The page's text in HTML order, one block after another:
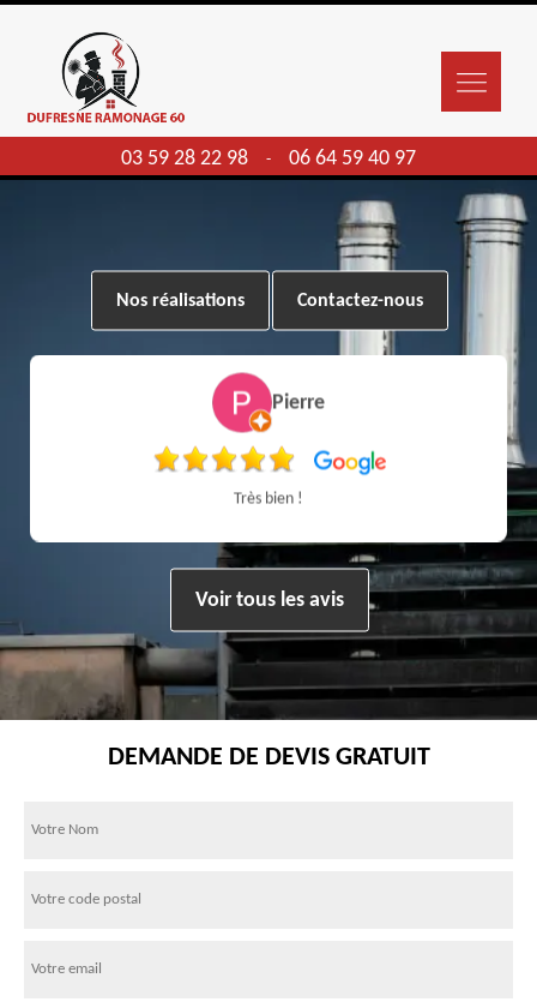
03 59 28 22 98 - 06 64 59 40 97
Nos réalisations Contactez-nous
Pierre
Très bien !
Voir tous les avis
DEMANDE DE DEVIS GRATUIT